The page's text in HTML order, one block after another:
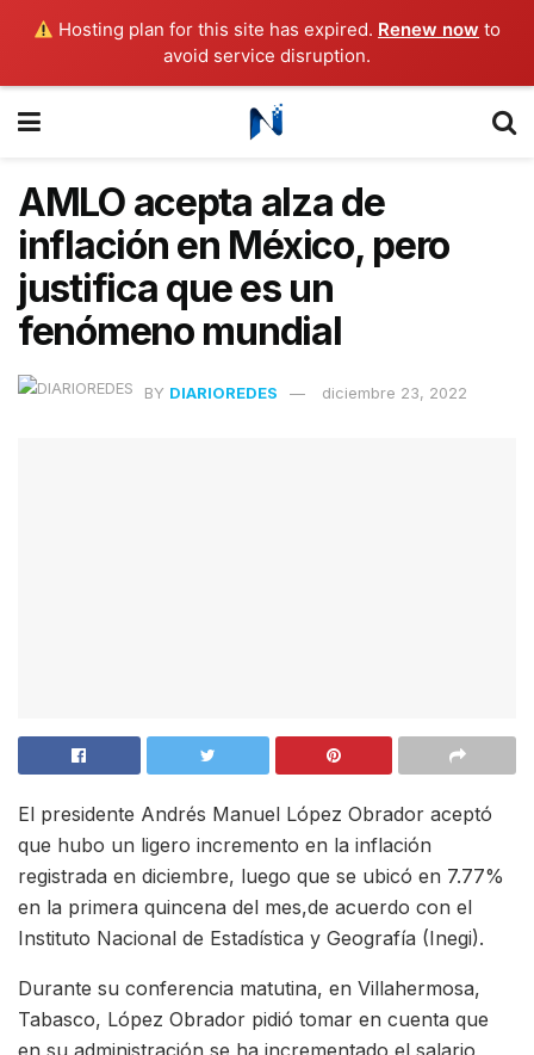
Hosting plan for this site has expired. Renew now to
avoid service disruption.
AMLO acepta alza de
inflación en México, pero
justifica que es un
fenómeno mundial
BY DIARIOREDES diciembre 23, 2022
El presidente Andrés Manuel López Obrador aceptó
que hubo un ligero incremento en la inflación
registrada en diciembre, luego que se ubicó en 7.77%
en la primera quincena del mes,de acuerdo con el
Instituto Nacional de Estadística y Geografía (Inegi).
Durante su conferencia matutina, en Villahermosa,
Tabasco, López Obrador pidió tomar en cuenta que